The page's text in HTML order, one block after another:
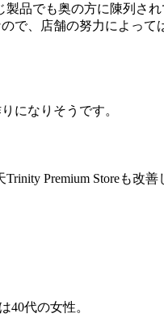
品でも奥の方に陳列さ
で、店舗の努力によって
になりそうです。
Premium Storeも改善
40代の女性。